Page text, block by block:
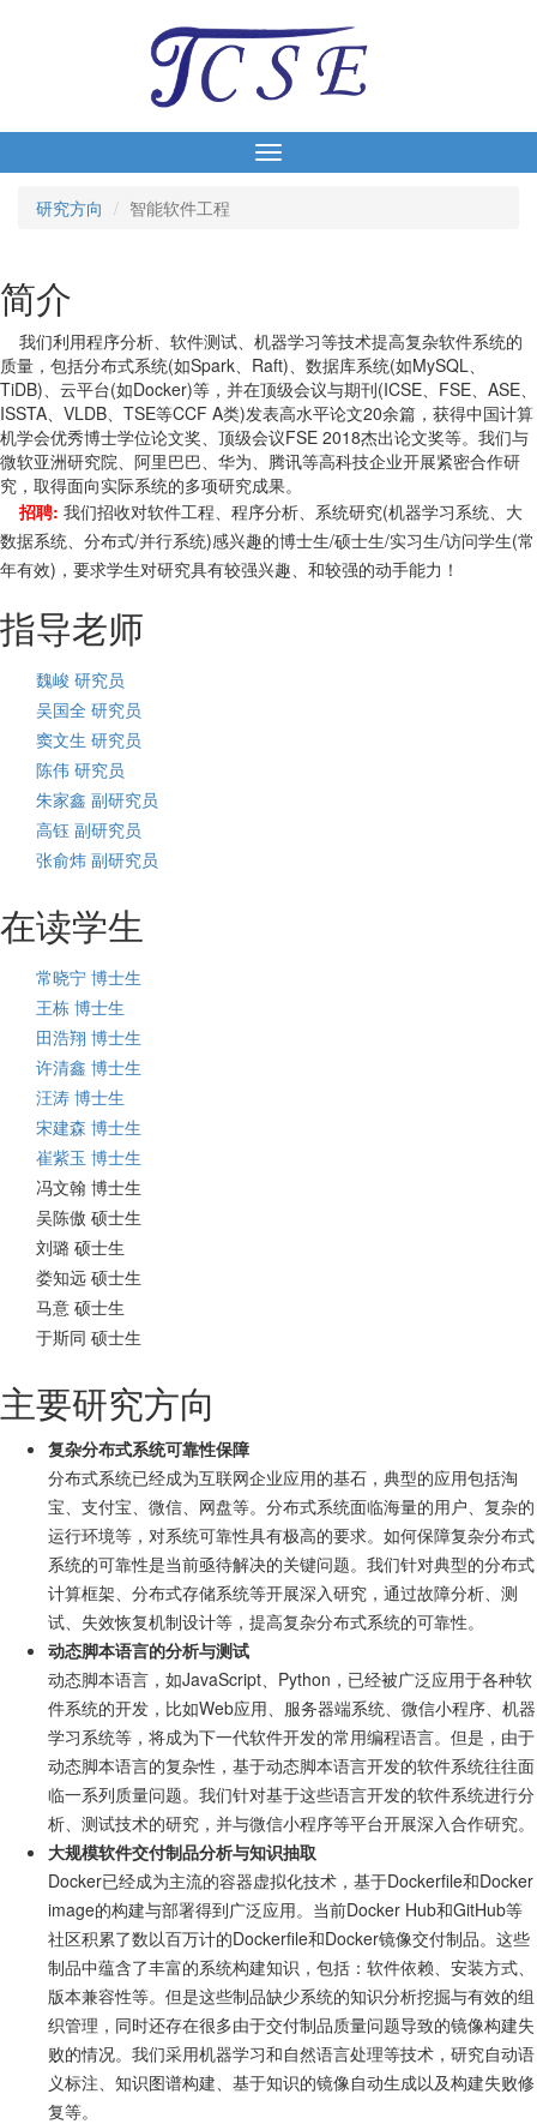
研究方向 智能软件工程
简介
我们利用程序分析、软件测试、机器学习等技术提高复杂软件系统的
质量，包括分布式系统(如Spark、Raft)、数据库系统(如MySQL、
TiDB)、云平台(如Docker)等，并在顶级会议与期刊(ICSE、FSE、ASE、
ISSTA、VLDB、TSE等CCF A类)发表高水平论文20余篇，获得中国计算
机学会优秀博士学位论文奖、顶级会议FSE 2018杰出论文奖等。我们与
微软亚洲研究院、阿里巴巴、华为、腾讯等高科技企业开展紧密合作研
究，取得面向实际系统的多项研究成果。
招聘: 我们招收对软件工程、程序分析、系统研究(机器学习系统、大
数据系统、分布式/并行系统)感兴趣的博士生/硕士生/实习生/访问学生(常
年有效)，要求学生对研究具有较强兴趣、和较强的动手能力！
指导老师
魏峻 研究员
吴国全 研究员
窦文生 研究员
陈伟 研究员
朱家鑫 副研究员
高钰 副研究员
张俞炜 副研究员
在读学生
常晓宁 博士生
王栋 博士生
田浩翔 博士生
许清鑫 博士生
汪涛 博士生
宋建森 博士生
崔紫玉 博士生
冯文翰 博士生
吴陈傲 硕士生
刘璐 硕士生
娄知远 硕士生
马意 硕士生
于斯同 硕士生
主要研究方向
复杂分布式系统可靠性保障
分布式系统已经成为互联网企业应用的基石，典型的应用包括淘
宝、支付宝、微信、网盘等。分布式系统面临海量的用户、复杂的
运行环境等，对系统可靠性具有极高的要求。如何保障复杂分布式
系统的可靠性是当前亟待解决的关键问题。我们针对典型的分布式
计算框架、分布式存储系统等开展深入研究，通过故障分析、测
试、失效恢复机制设计等，提高复杂分布式系统的可靠性。
动态脚本语言的分析与测试
动态脚本语言，如JavaScript、Python，已经被广泛应用于各种软
件系统的开发，比如Web应用、服务器端系统、微信小程序、机器
学习系统等，将成为下一代软件开发的常用编程语言。但是，由于
动态脚本语言的复杂性，基于动态脚本语言开发的软件系统往往面
临一系列质量问题。我们针对基于这些语言开发的软件系统进行分
析、测试技术的研究，并与微信小程序等平台开展深入合作研究。
大规模软件交付制品分析与知识抽取
Docker已经成为主流的容器虚拟化技术，基于Dockerfile和Docker
image的构建与部署得到广泛应用。当前Docker Hub和GitHub等
社区积累了数以百万计的Dockerfile和Docker镜像交付制品。这些
制品中蕴含了丰富的系统构建知识，包括：软件依赖、安装方式、
版本兼容性等。但是这些制品缺少系统的知识分析挖掘与有效的组
织管理，同时还存在很多由于交付制品质量问题导致的镜像构建失
败的情况。我们采用机器学习和自然语言处理等技术，研究自动语
义标注、知识图谱构建、基于知识的镜像自动生成以及构建失败修
复等。